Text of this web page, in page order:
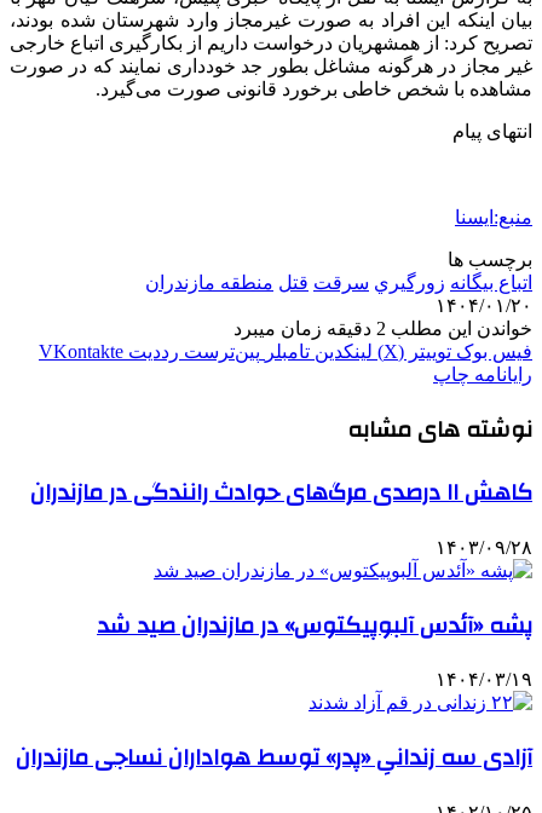
بیان اینکه این افراد به صورت غیرمجاز وارد شهرستان شده بودند،
تصریح کرد: از همشهریان درخواست داریم از بکارگیری اتباع خارجی
غیر مجاز در هرگونه مشاغل بطور جد خودداری نمایند که در صورت
مشاهده با شخص خاطی برخورد قانونی صورت می‌گیرد.
انتهای پیام
منبع:ایسنا
برچسب ها
اتباع بيگانه زورگيري سرقت قتل منطقه مازندران
۱۴۰۴/۰۱/۲۰
خواندن این مطلب 2 دقیقه زمان میبرد
فیس بوک توییتر (X) لینکدین ‫تامبلر ‫پین‌ترست ‫رددیت ‫VKontakte
رایانامه چاپ
نوشته های مشابه
کاهش ۱۱ درصدی مرگ‌های حوادث رانندگی در مازندران
۱۴۰۳/۰۹/۲۸
پشه «آئدس آلبوپیکتوس» در مازندران صید شد
۱۴۰۴/۰۳/۱۹
آزادی سه زندانیِ «پدر» توسط هواداران نساجی مازندران